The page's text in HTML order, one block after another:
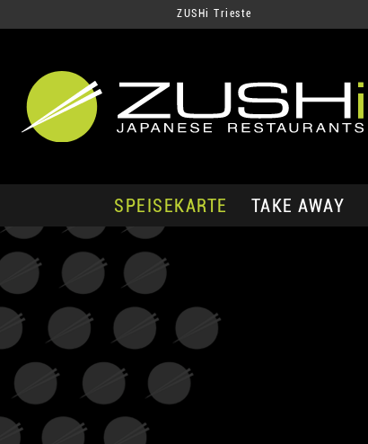
ZUSHi Trieste
SPEISEKARTE TAKE AWAY